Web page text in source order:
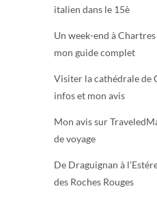
italien dans le 15è
Un week-end à
mon guide complet
Visiter la cathédrale de
infos et mon avis
Mon avis sur
de voyage
De Draguignan à
des Roches Rouges